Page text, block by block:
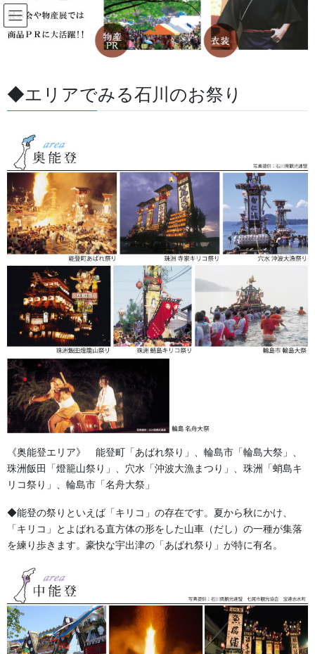
コ
ン
テ
移
動
ナ
ビ
ゲ
ン
に
すべての記事
すべての記事 お祭用品・品目 生地 真田紐
2018/08/11 / 最終更新日 :
生地
真田紐
古い歴史のある紐です。 経・横糸がしっかり編まれているため
伸びが少なく重いもの等、しっかりと固定できます。
商品自体は柔らかく柔軟性があり古くから重宝されている商品で
す。
巾５．５ｃｍ長さ２２．５ｍ 参考価格 ６０００円 税別
巾３ｃｍ長さ２２．５ｃｍ 参考価格 ３５００円 税別
真田家が蟄居しているときに、その産地で生産、販売しており力
強いイメージで、その名称の物が人気が高く今に広がっているよ
うです。
◆エリアでみる石川のお祭り
《奥能登エリア》 能登町「あばれ祭り」、輪島市「輪島大祭」、
珠洲飯田「燈籠山祭り」、穴水「沖波大漁まつり」、珠洲「蛸島キ
リコ祭り」、輪島市「名舟大祭」
◆能登の祭りといえば「キリコ」の存在です。夏から秋にかけ、
「キリコ」とよばれる直方体の形をした山車（だし）の一種が集落
を練り歩きます。豪快な宇出津の「あばれ祭り」が特に有名。